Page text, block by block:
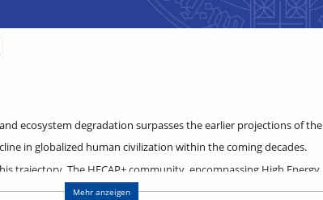
ecosystem degradation surpasses the earlier projections of the
in globalized human civilization within the coming decades.
trajectory. The HECAP+ community, encompassing High Energy
Hadron and Nuclear Physics, faces direct implications due to
Mehr anzeigen